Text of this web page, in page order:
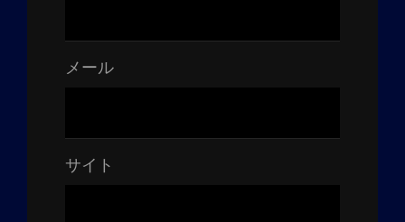
メール
サイト